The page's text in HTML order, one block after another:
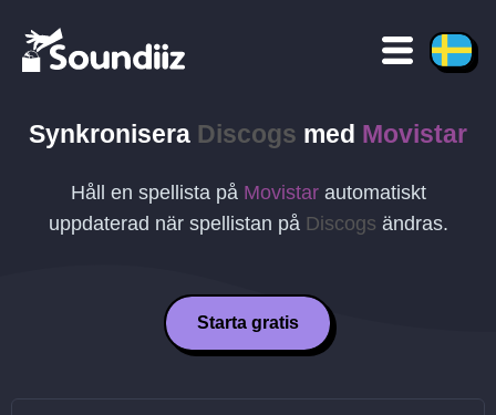
Synkronisera Discogs med Movistar
Håll en spellista på Movistarautomatiskt
uppdaterad när spellistan på Discogs ändras.
Starta gratis